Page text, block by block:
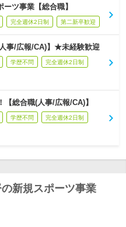
ツ事業【総合職】
完全週休2日制 第二新卒歓迎
事/広報/CA)】★未経験歓迎
学歴不問 完全週休2日制
総合職(人事/広報/CA)】
学歴不問 完全週休2日制
新規スポーツ事業